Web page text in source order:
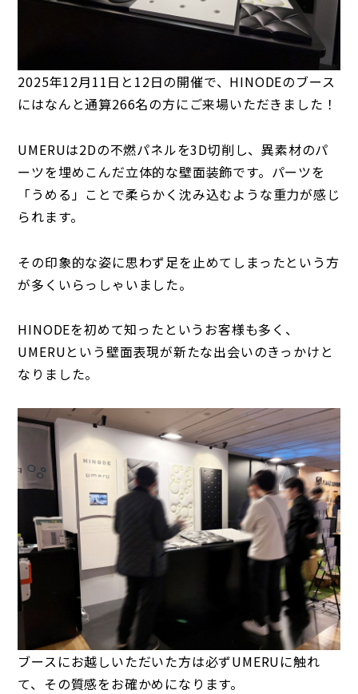
2025年12月11日と12日の開催で、HINODEのブース
にはなんと通算266名の方にご来場いただきました！
UMERUは2Dの不燃パネルを3D切削し、異素材のパ
ーツを埋めこんだ立体的な壁面装飾です。パーツを
「うめる」ことで柔らかく沈み込むような重力が感じ
られます。
その印象的な姿に思わず足を止めてしまったという方
が多くいらっしゃいました。
HINODEを初めて知ったというお客様も多く、
UMERUという壁面表現が新たな出会いのきっかけと
なりました。
ブースにお越しいただいた方は必ずUMERUに触れ
て、その質感をお確かめになります。